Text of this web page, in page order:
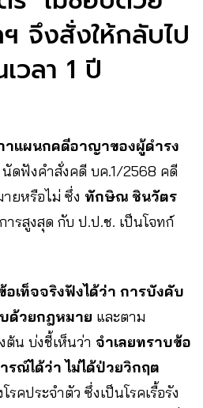
จึงสั่งให้กลับไป
วลา 1 ปี
าแผนกคดีอาญาของผู้ดำรง
นัดฟังคำสั่งคดี บค.1/2568 คดี
ยหรือไม่ ซึ่ง ทักษิณ ชินวัตร
ารสูงสุด กับ ป.ป.ช. เป็นโจทก์
อเท็จจริงฟังได้ว่า การบังคับ
ด้วยกฎหมาย และตาม
ต้น บ่งชี้เห็นว่า จำเลยทราบข้อ
รณ์ได้ว่า ไม่ได้ป่วยวิกฤต
คประจำตัว ซึ่งเป็นโรคเรื้อรัง